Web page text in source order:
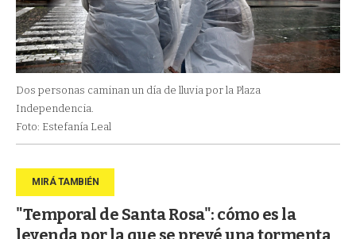
Dos personas caminan un día de lluvia por la Plaza
Independencia.
Foto: Estefanía Leal
"Temporal de Santa Rosa": cómo es la
leyenda por la que se prevé una tormenta